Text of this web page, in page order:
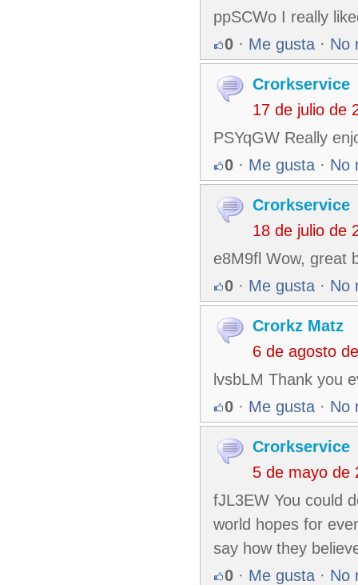
ppSCWo I really
0 · Me gusta · No
Crorkservice
17 de julio de
PSYqGW Really
0 · Me gusta · No
Crorkservice
18 de julio de
e8M9fl Wow, great
0 · Me gusta · No
Crorkz Matz
6 de agosto
lvsbLM Thank you
0 · Me gusta · No
Crorkservice
5 de mayo de
fJL3EW You could
world hopes for
say how they
0 · Me gusta · No